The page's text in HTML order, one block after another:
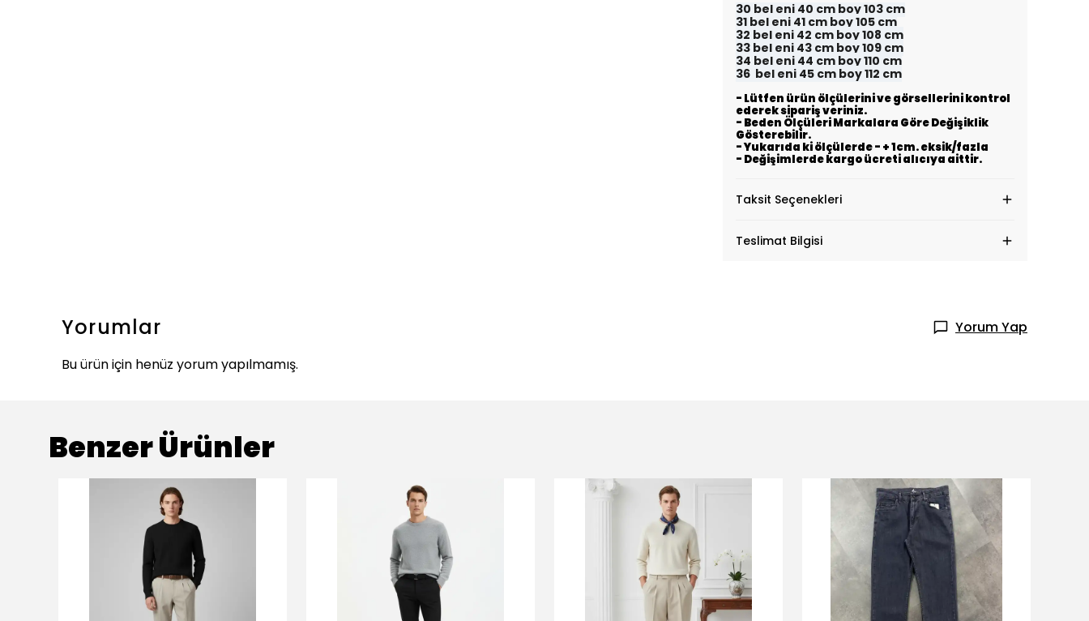
30 bel eni 40 cm boy 103 cm
31 bel eni 41 cm boy 105 cm
32 bel eni 42 cm boy 108 cm
33 bel eni 43 cm boy 109 cm
34 bel eni 44 cm boy 110 cm
36 bel eni 45 cm boy 112 cm
- Lütfen ürün ölçülerini ve görsellerini kontrol
ederek sipariş veriniz.
- Beden Ölçüleri Markalara Göre Değişiklik
Gösterebilir.
- Yukarıda ki ölçülerde - + 1cm. eksik/fazla
- Değişimlerde kargo ücreti alıcıya aittir.
Taksit Seçenekleri
Teslimat Bilgisi
Yorumlar
Yorum Yap
Bu ürün için henüz yorum yapılmamış.
Benzer Ürünler